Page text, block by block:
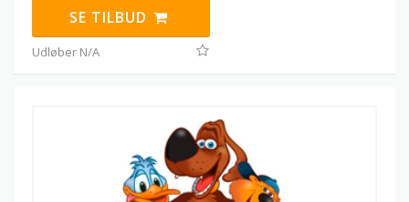
SE TILBUD
Udløber N/A